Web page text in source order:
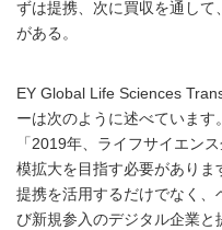
ずは提携、次に買収を通し
がある。
EY Global Life Sciences
ーは次のように述べています。
「2019年、ライフサイエン
模拡大を目指す必要があり
提携を活用するだけでなく、
び新規参入のデジタル企業